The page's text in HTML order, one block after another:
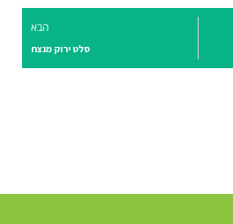
הבא
סלט ירוק מנצח